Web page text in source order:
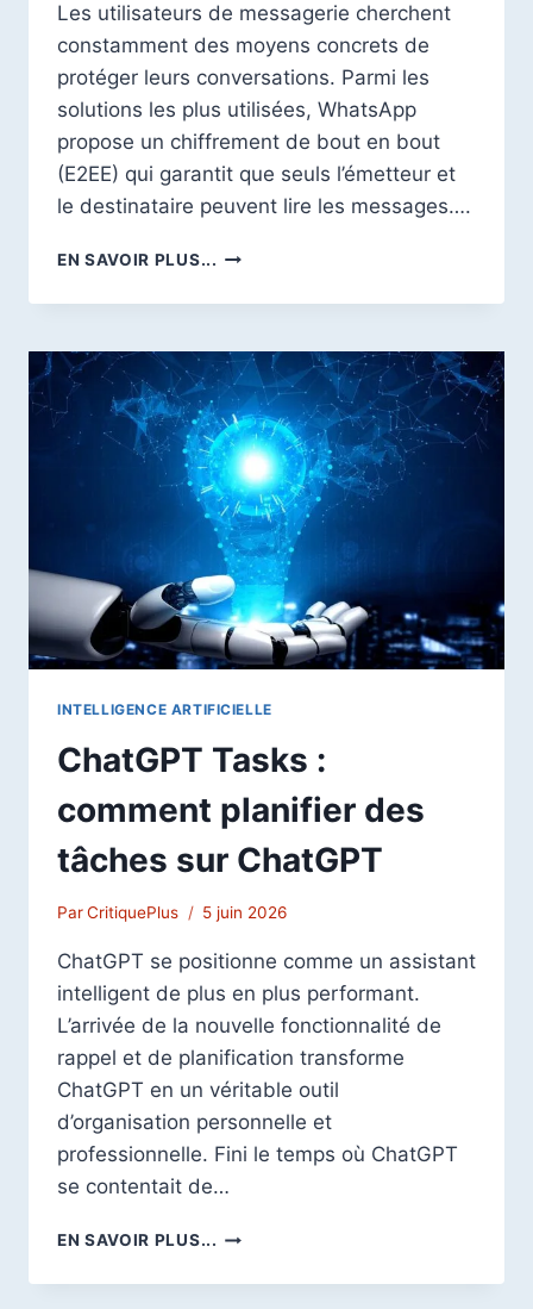
Les utilisateurs de messagerie cherchent
constamment des moyens concrets de
protéger leurs conversations. Parmi les
solutions les plus utilisées, WhatsApp
propose un chiffrement de bout en bout
(E2EE) qui garantit que seuls l’émetteur et
le destinataire peuvent lire les messages….
EN SAVOIR PLUS... COMMENT
LE
DE
BOUT
EN
BOUT
(E2EE)
SUR
WHATSAPP
?
INTELLIGENCE ARTIFICIELLE
ChatGPT Tasks :
comment planifier des
tâches sur ChatGPT
ParCritiquePlus 5 juin 2026
ChatGPT se positionne comme un assistant
intelligent de plus en plus performant.
L’arrivée de la nouvelle fonctionnalité de
rappel et de planification transforme
ChatGPT en un véritable outil
d’organisation personnelle et
professionnelle. Fini le temps où ChatGPT
se contentait de…
EN SAVOIR PLUS... CHATGPT
: